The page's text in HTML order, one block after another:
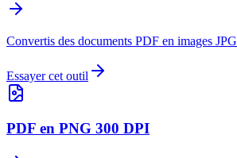
Convertis des documents PDF en images JPG
Essayer cet outil
PDF en PNG 300 DPI